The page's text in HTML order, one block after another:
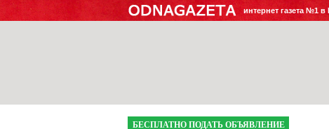
интернет газета №1
БЕСПЛАТНО ПОДАТЬ ОБЪЯВЛЕНИЕ